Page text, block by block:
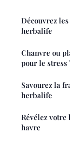
Découvrez
herbalife
Chanvre ou
pour le stress
Savourez la
herbalife
Révélez
havre